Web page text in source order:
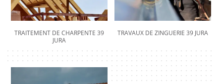
TRAITEMENT DE CHARPENTE 39
JURA
TRAVAUX DE ZINGUERIE 39 JURA